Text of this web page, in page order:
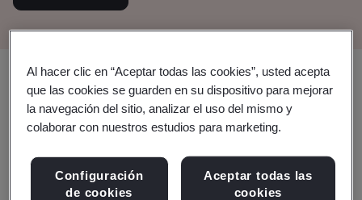
Compartir:
Encuentre la certificación
adecuada para usted
Al hacer clic en “Aceptar todas las cookies”, usted acepta
que las cookies se guarden en su dispositivo para mejorar
la navegación del sitio, analizar el uso del mismo y
colaborar con nuestros estudios para marketing.
Configuración
de cookies
Aceptar todas las
cookies